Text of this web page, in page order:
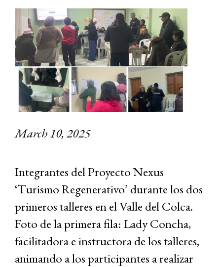
March 10, 2025
Integrantes del Proyecto Nexus
‘Turismo Regenerativo’ durante los dos
primeros talleres en el Valle del Colca.
Foto de la primera fila: Lady Concha,
facilitadora e instructora de los talleres,
animando a los participantes a realizar